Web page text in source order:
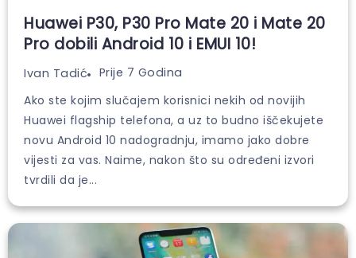
Huawei P30, P30 Pro Mate 20 i Mate 20
Pro dobili Android 10 i EMUI 10!
Ivan Tadić
Prije 7 Godina
Ako ste kojim slučajem korisnici nekih od novijih
Huawei flagship telefona, a uz to budno iščekujete
novu Android 10 nadogradnju, imamo jako dobre
vijesti za vas. Naime, nakon što su određeni izvori
tvrdili da je...